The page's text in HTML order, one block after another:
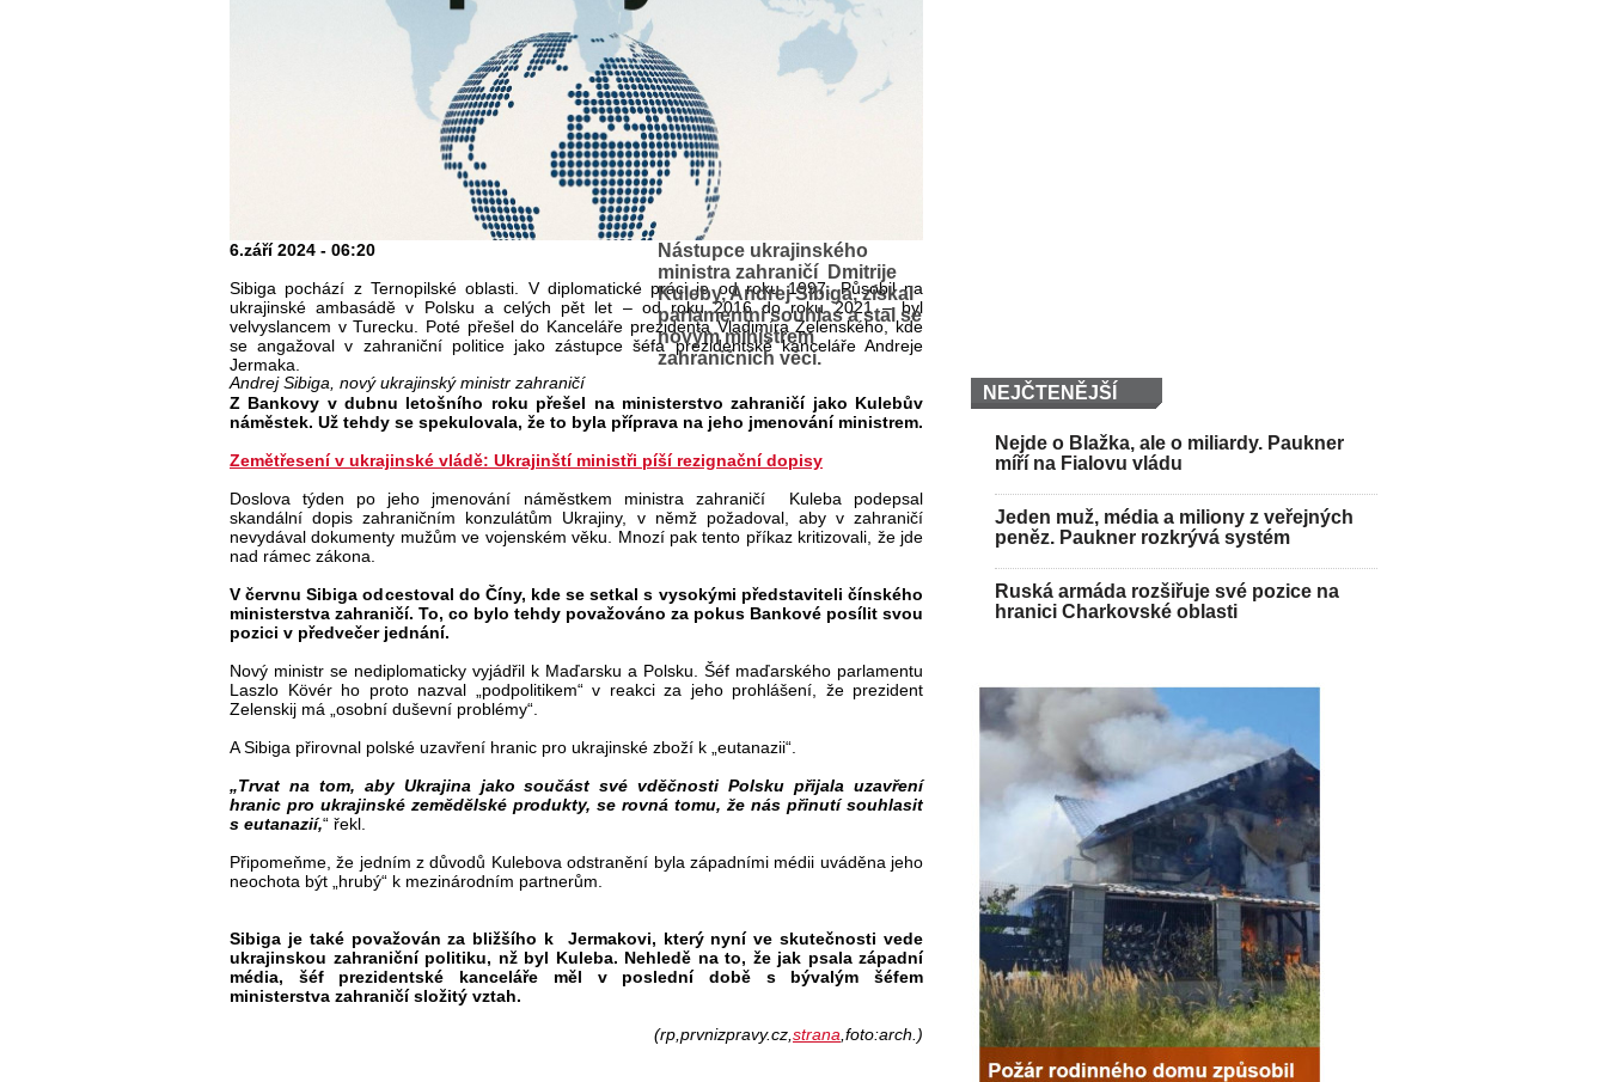
Nástupce ukrajinského
ministra zahraničí Dmitrije
Kuleby, Andrej Sibiga, získal
parlamentní souhlas a stal se
novým ministrem
zahraničních věcí.
Andrej Sibiga, nový ukrajinský ministr zahraničí
6.září 2024 - 06:20
Sibiga pochází z Ternopilské oblasti. V diplomatické práci je od roku 1997. Působil na
ukrajinské ambasádě v Polsku a celých pět let – od roku 2016 do roku 2021 – byl
velvyslancem v Turecku. Poté přešel do Kanceláře prezidenta Vladimíra Zelenského, kde
se angažoval v zahraniční politice jako zástupce šéfa prezidentské kanceláře Andreje
Jermaka.
Z Bankovy v dubnu letošního roku přešel na ministerstvo zahraničí jako Kulebův
náměstek. Už tehdy se spekulovala, že to byla příprava na jeho jmenování ministrem.
Zemětřesení v ukrajinské vládě: Ukrajinští ministři píší rezignační dopisy
Doslova týden po jeho jmenování náměstkem ministra zahraničí Kuleba podepsal
skandální dopis zahraničním konzulátům Ukrajiny, v němž požadoval, aby v zahraničí
nevydával dokumenty mužům ve vojenském věku. Mnozí pak tento příkaz kritizovali, že jde
nad rámec zákona.
V červnu Sibiga odcestoval do Číny, kde se setkal s vysokými představiteli čínského
ministerstva zahraničí. To, co bylo tehdy považováno za pokus Bankové posílit svou
pozici v předvečer jednání.
Nový ministr se nediplomaticky vyjádřil k Maďarsku a Polsku. Šéf maďarského parlamentu
Laszlo Kövér ho proto nazval „podpolitikem“ v reakci za jeho prohlášení, že prezident
Zelenskij má „osobní duševní problémy“.
A Sibiga přirovnal polské uzavření hranic pro ukrajinské zboží k „eutanazii“.
„Trvat na tom, aby Ukrajina jako součást své vděčnosti Polsku přijala uzavření
hranic pro ukrajinské zemědělské produkty, se rovná tomu, že nás přinutí souhlasit
s eutanazií,“ řekl.
Připomeňme, že jedním z důvodů Kulebova odstranění byla západními médii uváděna jeho
neochota být „hrubý“ k mezinárodním partnerům.
Sibiga je také považován za bližšího k Jermakovi, který nyní ve skutečnosti vede
ukrajinskou zahraniční politiku, nž byl Kuleba. Nehledě na to, že jak psala západní
média, šéf prezidentské kanceláře měl v poslední době s bývalým šéfem
ministerstva zahraničí složitý vztah.
(rp,prvnizpravy.cz, strana ,foto:arch.)
NEJČTENĚJŠÍ
Nejde o Blažka, ale o miliardy. Paukner
míří na Fialovu vládu
Jeden muž, média a miliony z veřejných
peněz. Paukner rozkrývá systém
Ruská armáda rozšiřuje své pozice na
hranici Charkovské oblasti